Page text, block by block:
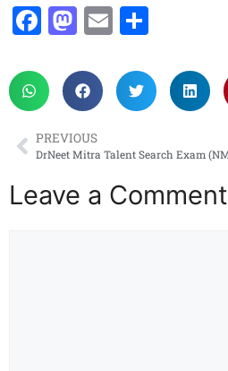
F
c
e
b
o
o
M
st
o
d
o
n
E
ai
l
ar
e
PREVIOUS
Leave a Comment